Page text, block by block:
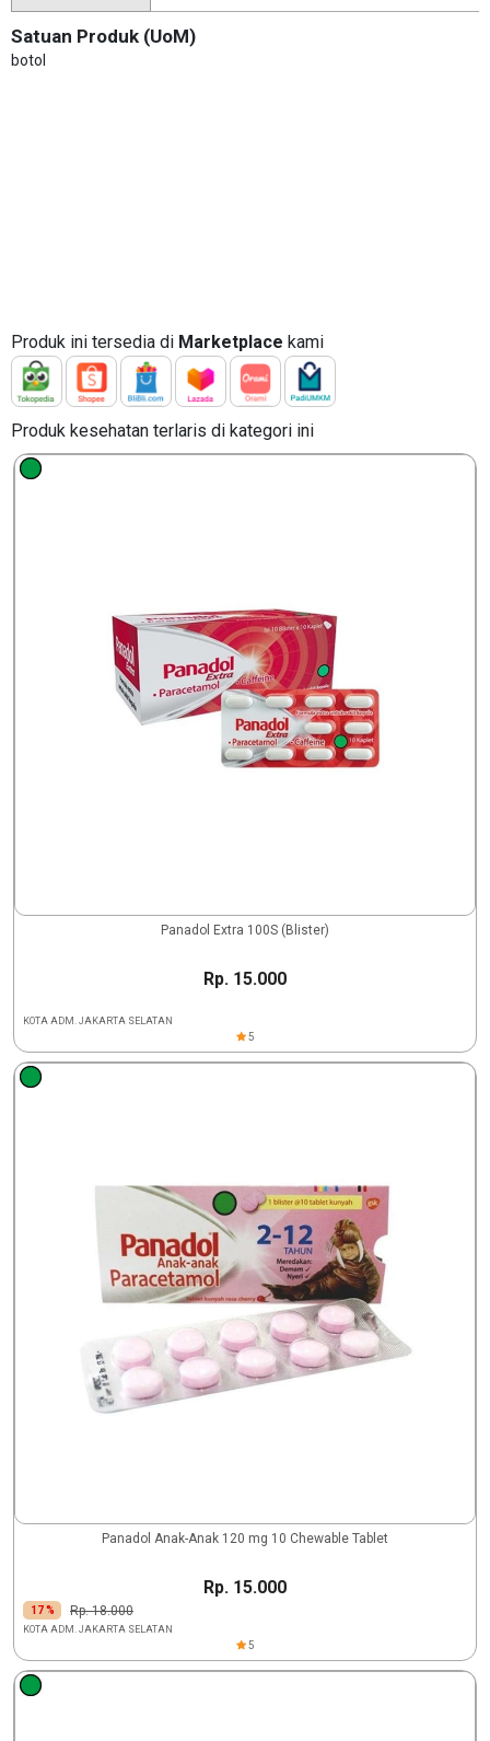
Satuan Produk (UoM)
botol
Produk ini tersedia di Marketplace kami
Produk kesehatan terlaris di kategori ini
Panadol Extra 100S (Blister)
Rp. 15.000
KOTA ADM. JAKARTA SELATAN
5
Panadol Anak-Anak 120 mg 10 Chewable Tablet
Rp. 15.000
17 % Rp. 18.000
KOTA ADM. JAKARTA SELATAN
5